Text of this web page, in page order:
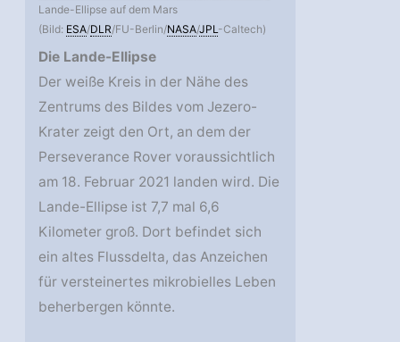
Lande-Ellipse auf dem Mars
(Bild: ESA/DLR/FU-Berlin/NASA/JPL-Caltech)
Die Lande-Ellipse
Der weiße Kreis in der Nähe des
Zentrums des Bildes vom Jezero-
Krater zeigt den Ort, an dem der
Perseverance Rover voraussichtlich
am 18. Februar 2021 landen wird. Die
Lande-Ellipse ist 7,7 mal 6,6
Kilometer groß. Dort befindet sich
ein altes Flussdelta, das Anzeichen
für versteinertes mikrobielles Leben
beherbergen könnte.